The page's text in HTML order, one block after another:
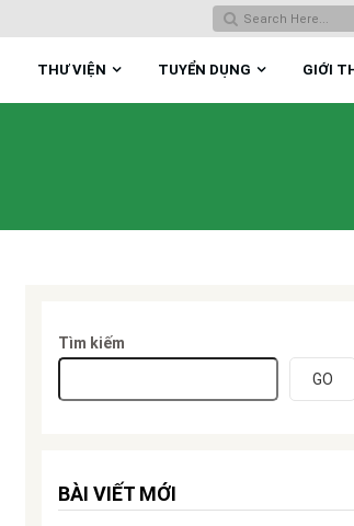
THƯ VIỆN TUYỂN DỤNG GIỚI
Tìm kiếm
GO
BÀI VIẾT MỚI